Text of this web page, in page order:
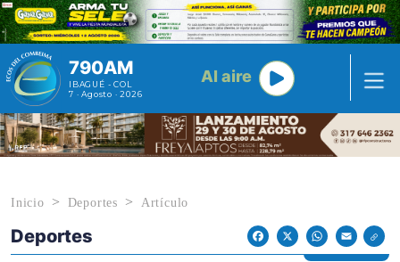
Pasar al contenido principal
790AM
IBAGUÉ - COL
7 · Agosto · 2026
Al aire
Inicio Deportes Artículo
Econoticias y Eventos
Deportes
FacebookX WhatsAppEmail